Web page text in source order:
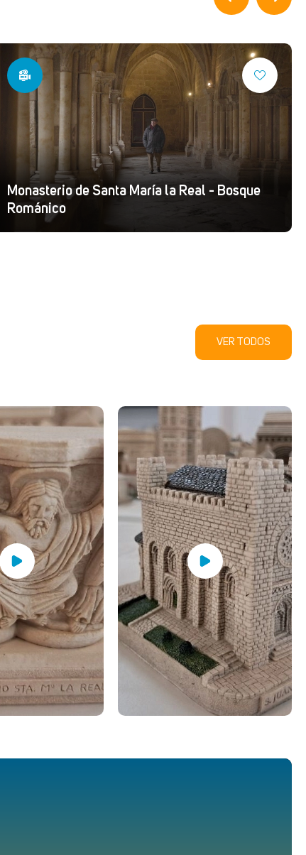
Monasterio de Santa María la Real - Bosque
Románico
VER TODOS